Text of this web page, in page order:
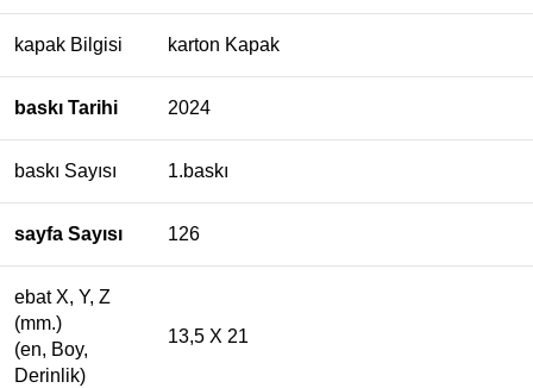
kapak Bilgisi karton Kapak
baskı Tarihi 2024
baskı Sayısı 1.baskı
sayfa Sayısı 126
ebat X, Y, Z
(mm.)
(en, Boy,
Derinlik)
13,5 X 21